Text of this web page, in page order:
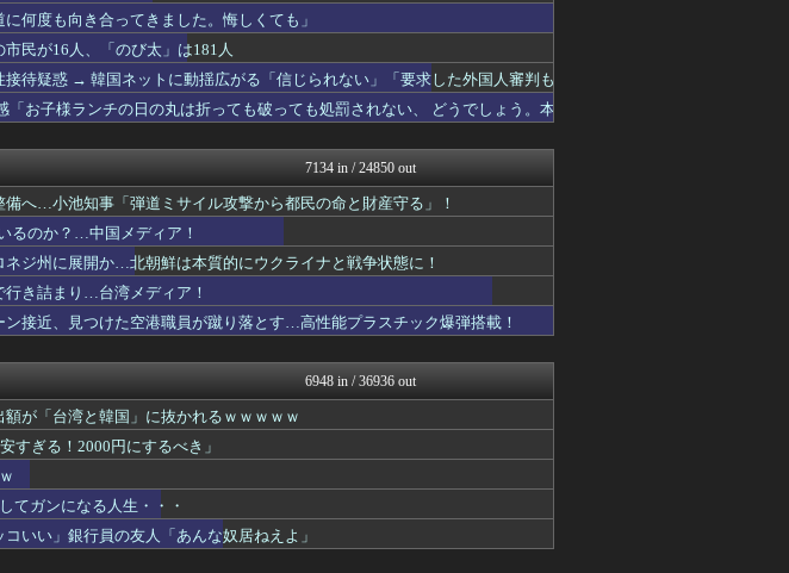
却する冷感ポンチ...
理想ちゃんねる
！！！！！！
NEWSまとめもりー｜2c...
抗日テーマパーク」が各地...
しなかったのか？ → 玉...
政経ワロスまとめニュース♪
どう思う？
大艦巨砲主義！
ふぇー速
watch＠２ちゃんねる
へ
痛いニュース(ﾉ∀`)
の詳細がコチラ・・・「え...
オレ的ゲーム速報＠刃
か…ＨＰで観覧券販売も消...
ら流れる曲に合わせ踊る...
常識的に考えた
の友人「あんな奴居ねえよ...
投資ちゃんねる
の恐怖
かせまと！
ける日銀が「四面楚歌」を...
国難にあってもの申す！！
のび太」は181人
もえるあじあ(･∀･)
にゅーすアルー！
広島の土を踏むな！」→広...
反日愚国 恨寓瘻
痛いニュース(ﾉ∀`)
子知事「多くの方が滞在、...
だ米が売れず「損切り祭...
湾メディア！
軍事・ミリタリー速報☆彡
震災「毎年同じ、全ての方...
キムチ速報
何度も向き合ってきました。悔しくても」
民が16人、「のび太」は181人
接待疑惑 → 韓国ネットに動揺広がる「信じられない」「要求した外国人審判も
のでは」
お子様ランチの日の丸は折っても破っても処罰されない、 どうでしょう。本
7134 in / 24850 out
へ…小池知事「弾道ミサイル攻撃から都民の命と財産守る」！
るのか？…中国メディア！
ジ州に展開か…北朝鮮は本質的にウクライナと戦争状態に！
行き詰まり…台湾メディア！
接近、見つけた空港職員が蹴り落とす…高性能プラスチック爆弾搭載！
6948 in / 36936 out
が「台湾と韓国」に抜かれるｗｗｗｗｗ
すぎる！2000円にするべき」
てガンになる人生・・・
いい」銀行員の友人「あんな奴居ねえよ」